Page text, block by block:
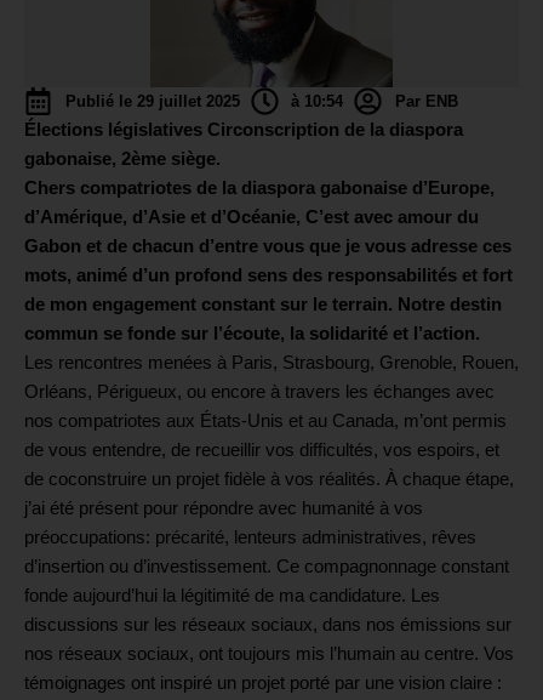
Publié le 29 juillet 2025 à 10:54 Par ENB
Élections législatives Circonscription de la diaspora
gabonaise, 2ème siège.
Chers compatriotes de la diaspora gabonaise d’Europe,
d’Amérique, d’Asie et d’Océanie, C’est avec amour du
Gabon et de chacun d’entre vous que je vous adresse ces
mots, animé d’un profond sens des responsabilités et fort
de mon engagement constant sur le terrain. Notre destin
commun se fonde sur l’écoute, la solidarité et l’action.
Les rencontres menées à Paris, Strasbourg, Grenoble, Rouen,
Orléans, Périgueux, ou encore à travers les échanges avec
nos compatriotes aux États-Unis et au Canada, m’ont permis
de vous entendre, de recueillir vos difficultés, vos espoirs, et
de coconstruire un projet fidèle à vos réalités. À chaque étape,
j’ai été présent pour répondre avec humanité à vos
préoccupations: précarité, lenteurs administratives, rêves
d’insertion ou d’investissement. Ce compagnonnage constant
fonde aujourd’hui la légitimité de ma candidature. Les
discussions sur les réseaux sociaux, dans nos émissions sur
nos réseaux sociaux, ont toujours mis l’humain au centre. Vos
témoignages ont inspiré un projet porté par une vision claire :